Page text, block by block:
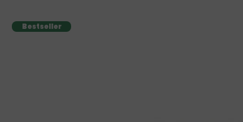
Bestseller